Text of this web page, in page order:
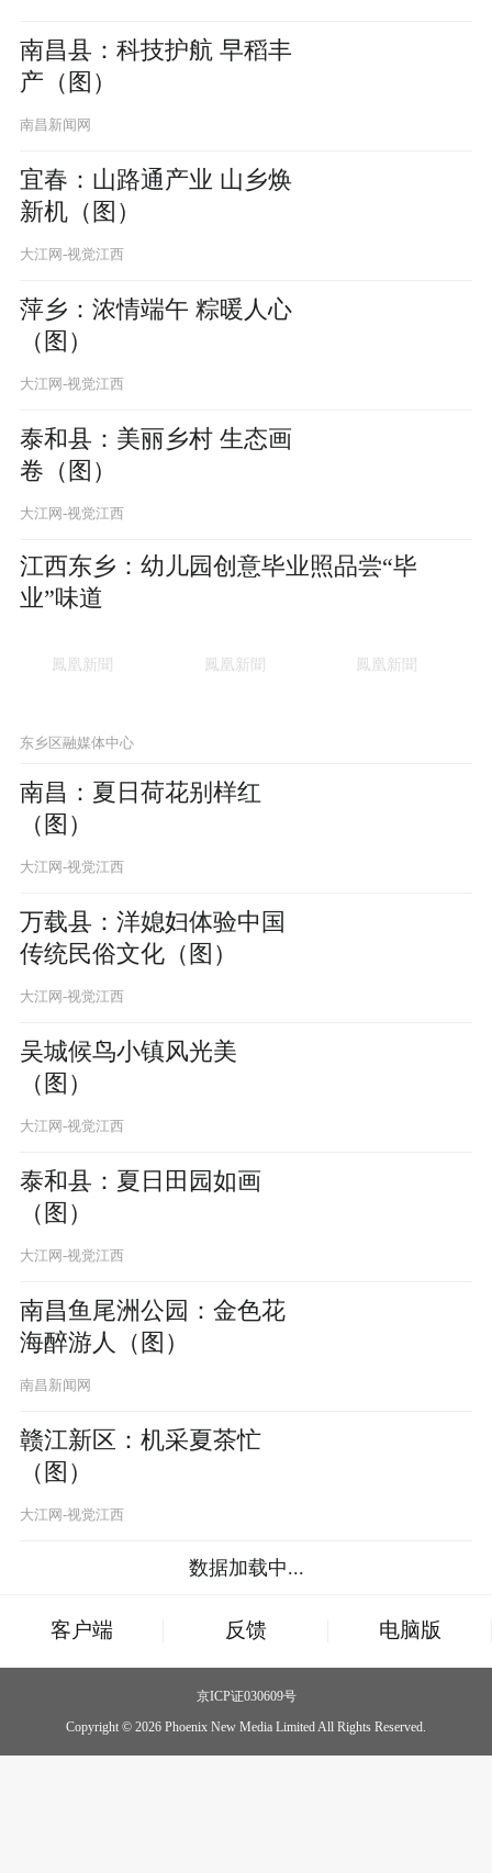
南昌县：科技护航 早稻丰
产（图）
南昌新闻网
宜春：山路通产业 山乡焕
新机（图）
大江网-视觉江西
萍乡：浓情端午 粽暖人心
（图）
大江网-视觉江西
泰和县：美丽乡村 生态画
卷（图）
大江网-视觉江西
江西东乡：幼儿园创意毕业照品尝“毕
业”味道
东乡区融媒体中心
南昌：夏日荷花别样红
（图）
大江网-视觉江西
万载县：洋媳妇体验中国
传统民俗文化（图）
大江网-视觉江西
吴城候鸟小镇风光美
（图）
大江网-视觉江西
泰和县：夏日田园如画
（图）
大江网-视觉江西
南昌鱼尾洲公园：金色花
海醉游人（图）
南昌新闻网
赣江新区：机采夏茶忙
（图）
大江网-视觉江西
数据加载中...
客户端 反馈 电脑版
京ICP证030609号
Copyright © 2026 Phoenix New Media Limited All Rights Reserved.